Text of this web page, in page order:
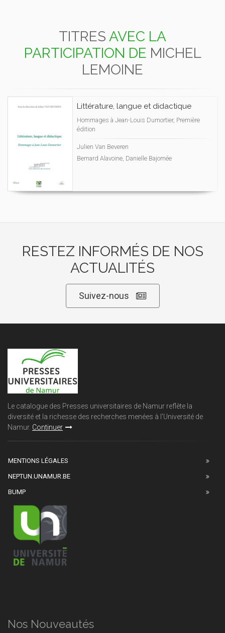
TITRES AVEC LA
PARTICIPATION DE MICHEL
LEMOINE
Littérature, langue et didactique
Hommages à Jean-Louis Dumortier, Première
édition
Julien Van Beveren
Bernard Alavoine, Danielle Bajomée
RESTEZ INFORMÉS DE NOS
ACTUALITÉS
Suivez-nous
Le catalogue des Presses universitaires de Namur reflète la
diversité et la richesse des recherches menées à l'Université de
Namur. Continuer
MENTIONS LÉGALES
NEPTUN.UNAMUR.BE
BUMP
Nos Nouveautés